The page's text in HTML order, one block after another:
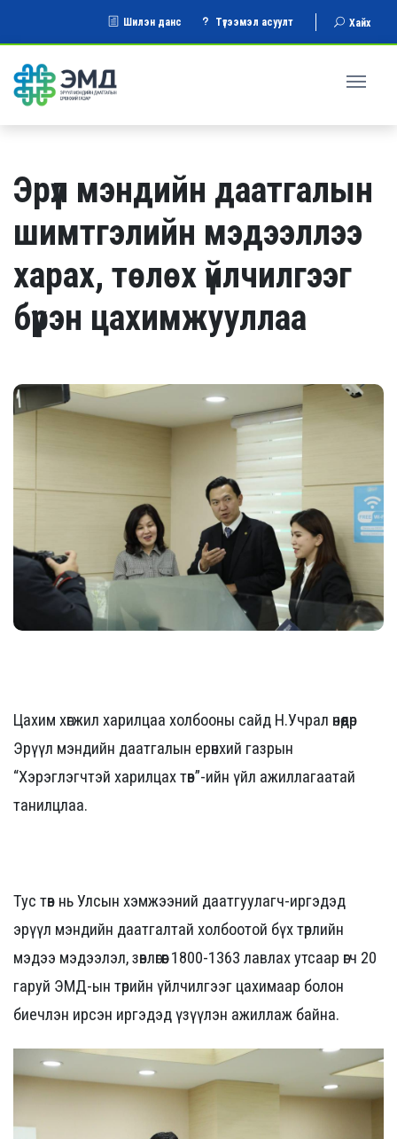
Шилэн данс Түгээмэл асуулт Хайх
Эрүүл мэндийн даатгалын
шимтгэлийн мэдээллээ
харах, төлөх үйлчилгээг
бүрэн цахимжууллаа
Цахим хөгжил харилцаа холбооны сайд Н.Учрал өнөөдөр
Эрүүл мэндийн даатгалын ерөнхий газрын
“Хэрэглэгчтэй харилцах төв”-ийн үйл ажиллагаатай
танилцлаа.
Тус төв нь Улсын хэмжээний даатгуулагч-иргэдэд
эрүүл мэндийн даатгалтай холбоотой бүх төрлийн
мэдээ мэдээлэл, зөвлөгөөг 1800-1363 лавлах утсаар өгч 20
гаруй ЭМД-ын төрийн үйлчилгээг цахимаар болон
биечлэн ирсэн иргэдэд үзүүлэн ажиллаж байна.